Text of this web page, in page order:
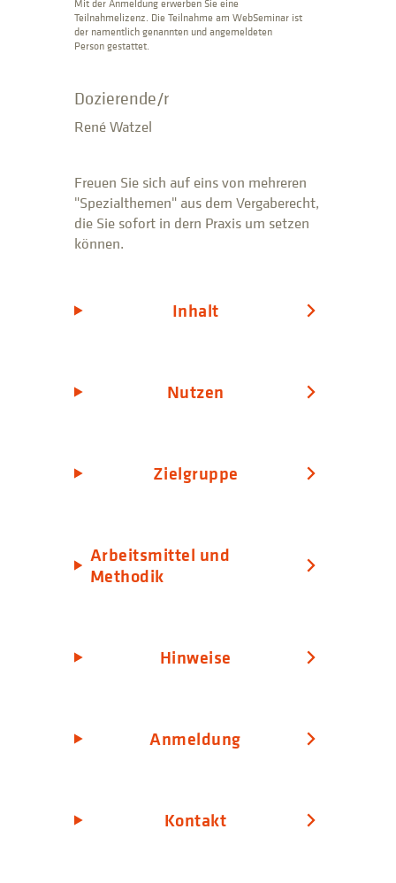
Mit der Anmeldung erwerben Sie eine
Teilnahmelizenz. Die Teilnahme am WebSeminar ist
der namentlich genannten und angemeldeten
Person gestattet.
Freuen Sie sich auf eins von mehreren
"Spezialthemen" aus dem Vergaberecht,
die Sie sofort in dern Praxis um setzen
können.
Dozierende/r
René Watzel
Inhalt
Nutzen
Zielgruppe
Arbeitsmittel und
Methodik
Hinweise
Anmeldung
Kontakt